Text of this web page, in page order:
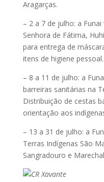
Aragarças.
– 2 a 7 de julho: a
Senhora de Fátima,
para entrega de
itens de higiene pessoal.
– 8 a 11 de julho: a
barreiras sanitárias na
Distribuição de cestas
orientação aos
– 13 a 31 de julho: a
Terras Indígenas São
Sangradouro e